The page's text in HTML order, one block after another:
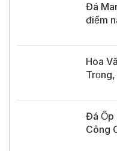
Đá
điểm
Hoa
Đá Ốp
Công